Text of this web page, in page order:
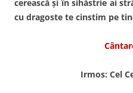
cerească şi în sihăs­trie ai
cu dragoste te cinstim pe
Irmos: Cel